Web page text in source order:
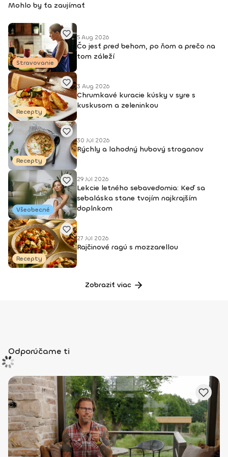
Mohlo by ťa zaujímať
Stravovanie
5 Aug 2026
Čo jesť pred behom, po ňom a prečo na
tom záleží
Recepty
3 Aug 2026
Chrumkavé kuracie kúsky v syre s
kuskusom a zeleninkou
Recepty
30 Júl 2026
Rýchly a lahodný hubový stroganov
Všeobecné
29 Júl 2026
Lekcie letného sebavedomia: Keď sa
sebaláska stane tvojím najkrajším
doplnkom
Recepty
27 Júl 2026
Rajčinové ragú s mozzarellou
Zobraziť viac
Odporúčame ti